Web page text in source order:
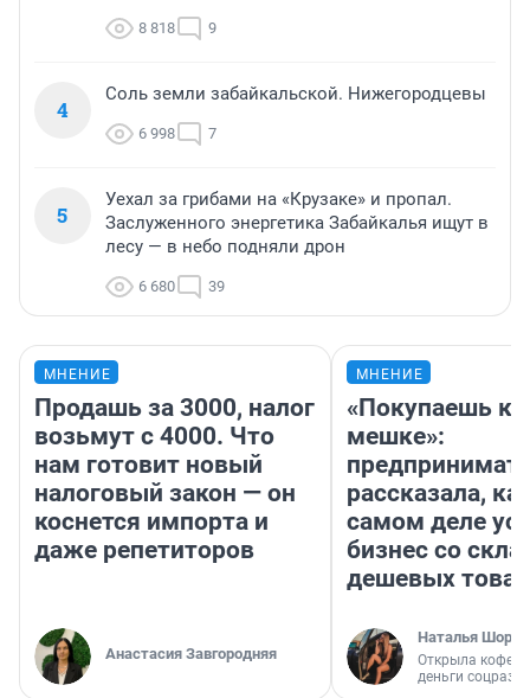
8 818 9
4
Соль земли забайкальской. Нижегородцевы
6 998 7
5
Уехал за грибами на «Крузаке» и пропал.
Заслуженного энергетика Забайкалья ищут в
лесу — в небо подняли дрон
6 680 39
МНЕНИЕ
Продашь за 3000, налог
возьмут с 4000. Что
нам готовит новый
налоговый закон — он
коснется импорта и
даже репетиторов
Анастасия Завгородняя
МНЕНИЕ
«Покупаешь
мешке»:
рассказала,
самом деле
бизнес со
дешевых
Наталья
Открыла
деньги